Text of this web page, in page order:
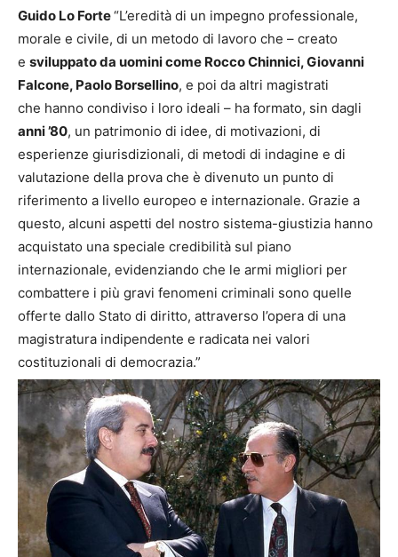
Guido Lo Forte“L’eredità di un impegno professionale,
morale e civile, di un metodo di lavoro che – creato
e sviluppato da uomini come Rocco Chinnici, Giovanni
Falcone, Paolo Borsellino, e poi da altri magistrati
che hanno condiviso i loro ideali – ha formato, sin dagli
anni ’80, un patrimonio di idee, di motivazioni, di
esperienze giurisdizionali, di metodi di indagine e di
valutazione della prova che è divenuto un punto di
riferimento a livello europeo e internazionale. Grazie a
questo, alcuni aspetti del nostro sistema-giustizia hanno
acquistato una speciale credibilità sul piano
internazionale, evidenziando che le armi migliori per
combattere i più gravi fenomeni criminali sono quelle
offerte dallo Stato di diritto, attraverso l’opera di una
magistratura indipendente e radicata nei valori
costituzionali di democrazia.”